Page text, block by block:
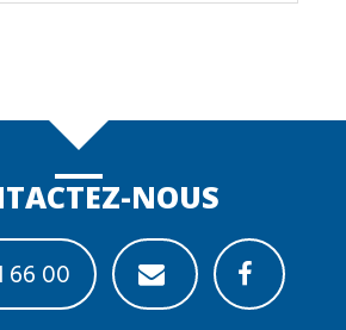
NOUS
66 00